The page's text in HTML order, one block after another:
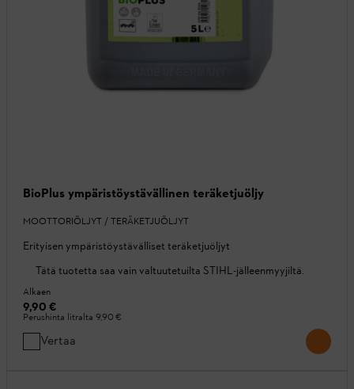
BioPlus ympäristöystävällinen teräketjuöljy
MOOTTORIÖLJYT / TERÄKETJUÖLJYT
Erityisen ympäristöystävälliset teräketjuöljyt
Tätä tuotetta saa vain valtuutetuilta STIHL-jälleenmyyjiltä.
Alkaen
9,90 €
Perushinta litralta 9,90 €
Vertaa